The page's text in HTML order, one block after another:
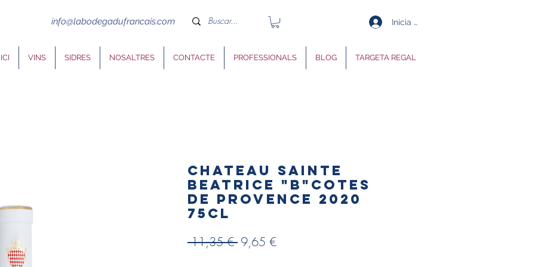
Inicia la sessió
VINS SIDRES NOSALTRES CONTACTE PROFESSIONALS BLOG TARGETA REGAL
info@labodegadufrancais.com
Chateau SAINTE
BEATRICE "B"Cotes
de Provence 2020
75cl
11,35 € Preu
9,65 €Preu